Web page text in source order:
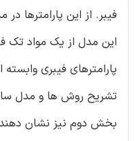
فیبر. از این پارامترها
این مدل از یک مواد تک
پارامترهای فیبری
تشریح روش ها و مدل
بخش دوم نیز نشان